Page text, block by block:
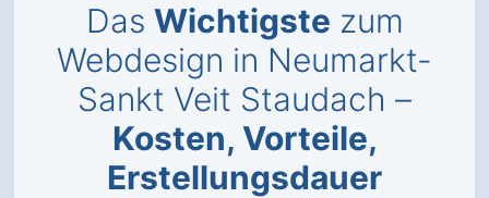
Das Wichtigste zum
Webdesign in Neumarkt-
Sankt Veit Staudach –
Kosten, Vorteile,
Erstellungsdauer